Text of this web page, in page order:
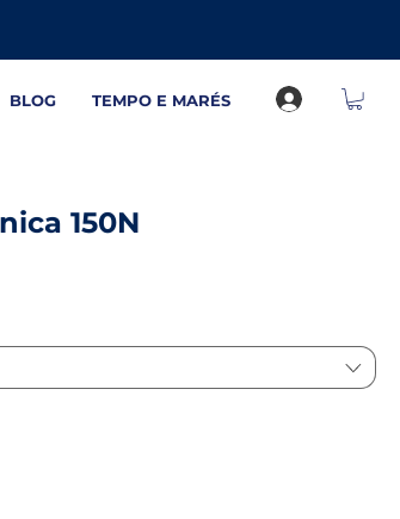
BLOG TEMPO E MARÉS
150N